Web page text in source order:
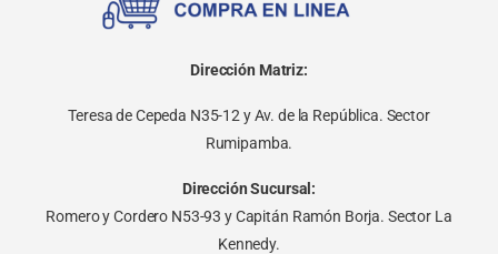
Dirección Matriz:
Teresa de Cepeda N35-12 y Av. de la República. Sector
Rumipamba.
Dirección Sucursal:
Romero y Cordero N53-93 y Capitán Ramón Borja. Sector La
Kennedy.